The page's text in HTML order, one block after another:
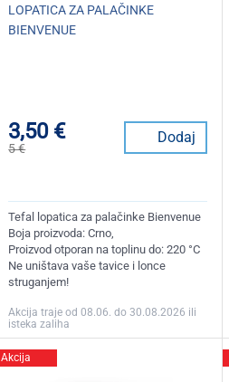
LOPATICA ZA PALAČINKE
BIENVENUE
3,50 €
5 €
Dodaj
Tefal lopatica za palačinke Bienvenue
Boja proizvoda: Crno,
Proizvod otporan na toplinu do: 220 °C
Ne uništava vaše tavice i lonce
struganjem!
Akcija traje od 08.06. do 30.08.2026 ili
isteka zaliha
Akcija